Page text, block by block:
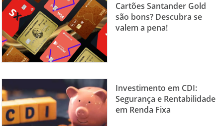
Cartões Santander Gold
são bons? Descubra se
valem a pena!
Investimento em CDI:
Segurança e Rentabilidade
em Renda Fixa